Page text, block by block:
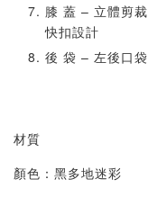
膝 蓋 – 立體剪
快扣設計
後 袋 – 左後口
材質
顏色：黑多地迷彩